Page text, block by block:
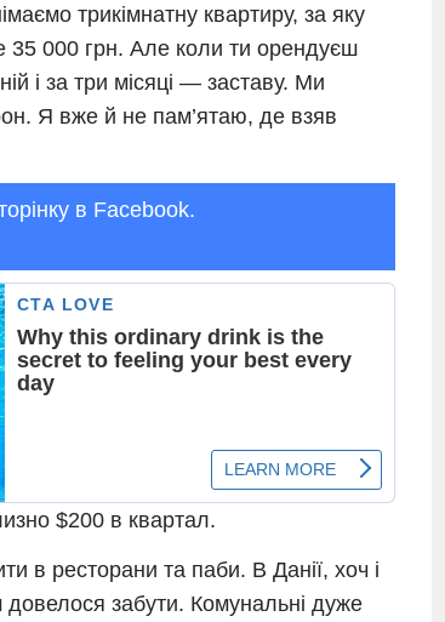
трикімнатну квартиру, за яку
000 грн. Але коли ти орендуєш
і за три місяці — заставу. Ми
Я вже й не пам’ятаю, де взяв
в Facebook.
$200 в квартал.
в ресторани та паби. В Данії, хоч і
забути. Комунальні дуже